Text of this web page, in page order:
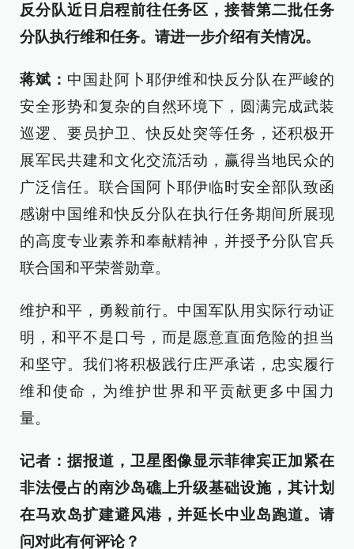
反分队近日启程前往任务区，接替第二批任务
分队执行维和任务。请进一步介绍有关情况。
蒋斌： 中国赴阿卜耶伊维和快反分队在严峻的
安全形势和复杂的自然环境下，圆满完成武装
巡逻、要员护卫、快反处突等任务，还积极开
展军民共建和文化交流活动，赢得当地民众的
广泛信任。联合国阿卜耶伊临时安全部队致函
感谢中国维和快反分队在执行任务期间所展现
的高度专业素养和奉献精神，并授予分队官兵
联合国和平荣誉勋章。
维护和平，勇毅前行。中国军队用实际行动证
明，和平不是口号，而是愿意直面危险的担当
和坚守。我们将积极践行庄严承诺，忠实履行
维和使命，为维护世界和平贡献更多中国力
量。
记者：据报道，卫星图像显示菲律宾正加紧在
非法侵占的南沙岛礁上升级基础设施，其计划
在马欢岛扩建避风港，并延长中业岛跑道。请
问对此有何评论？